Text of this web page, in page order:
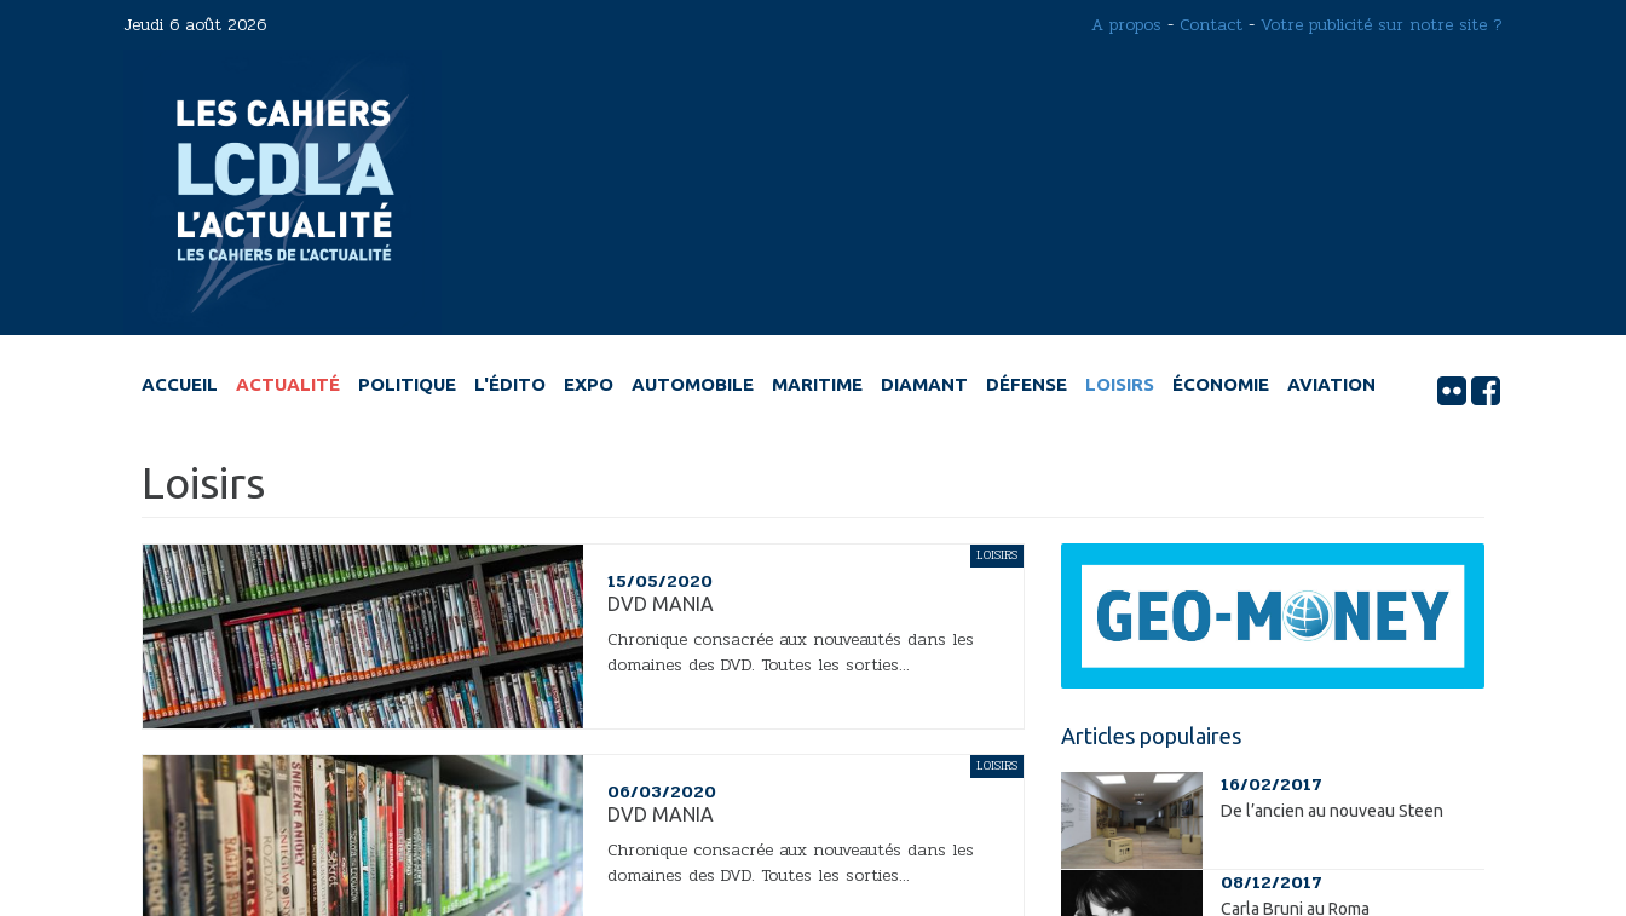
Jeudi 6 août 2026 A propos - Contact - Votre publicité sur notre site ?
ACCUEIL ACTUALITÉ POLITIQUE L'ÉDITO EXPO AUTOMOBILE MARITIME DIAMANT DÉFENSE LOISIRS ÉCONOMIE AVIATION
Loisirs
15/05/2020
DVD MANIA
Chronique consacrée aux nouveautés dans les
domaines des DVD. Toutes les sorties...
LOISIRS
06/03/2020
DVD MANIA
Chronique consacrée aux nouveautés dans les
domaines des DVD. Toutes les sorties...
LOISIRS
Articles populaires
16/02/2017
De l’ancien au nouveau Steen
08/12/2017
Carla Bruni au Roma